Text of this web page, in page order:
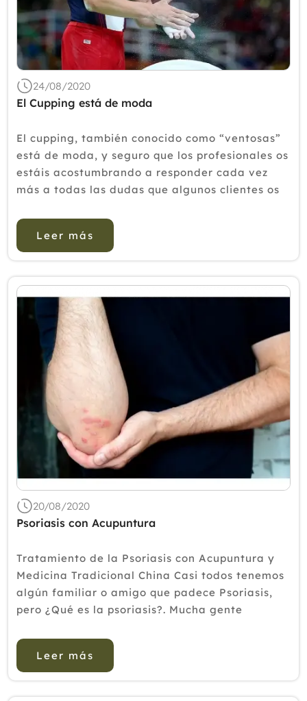
24/08/2020
El Cupping está de moda
El cupping, también conocido como “ventosas”
está de moda, y seguro que los profesionales os
estáis acostumbrando a responder cada vez
más a todas las dudas que algunos clientes os
técnica tan popular por su...
Leer más
20/08/2020
Psoriasis con Acupuntura
Tratamiento de la Psoriasis con Acupuntura y
Medicina Tradicional China Casi todos tenemos
algún familiar o amigo que padece Psoriasis,
pero ¿Qué es la psoriasis?. Mucha gente
dedican a estigmatizar a los que la padecen.
Existen dife...
Leer más